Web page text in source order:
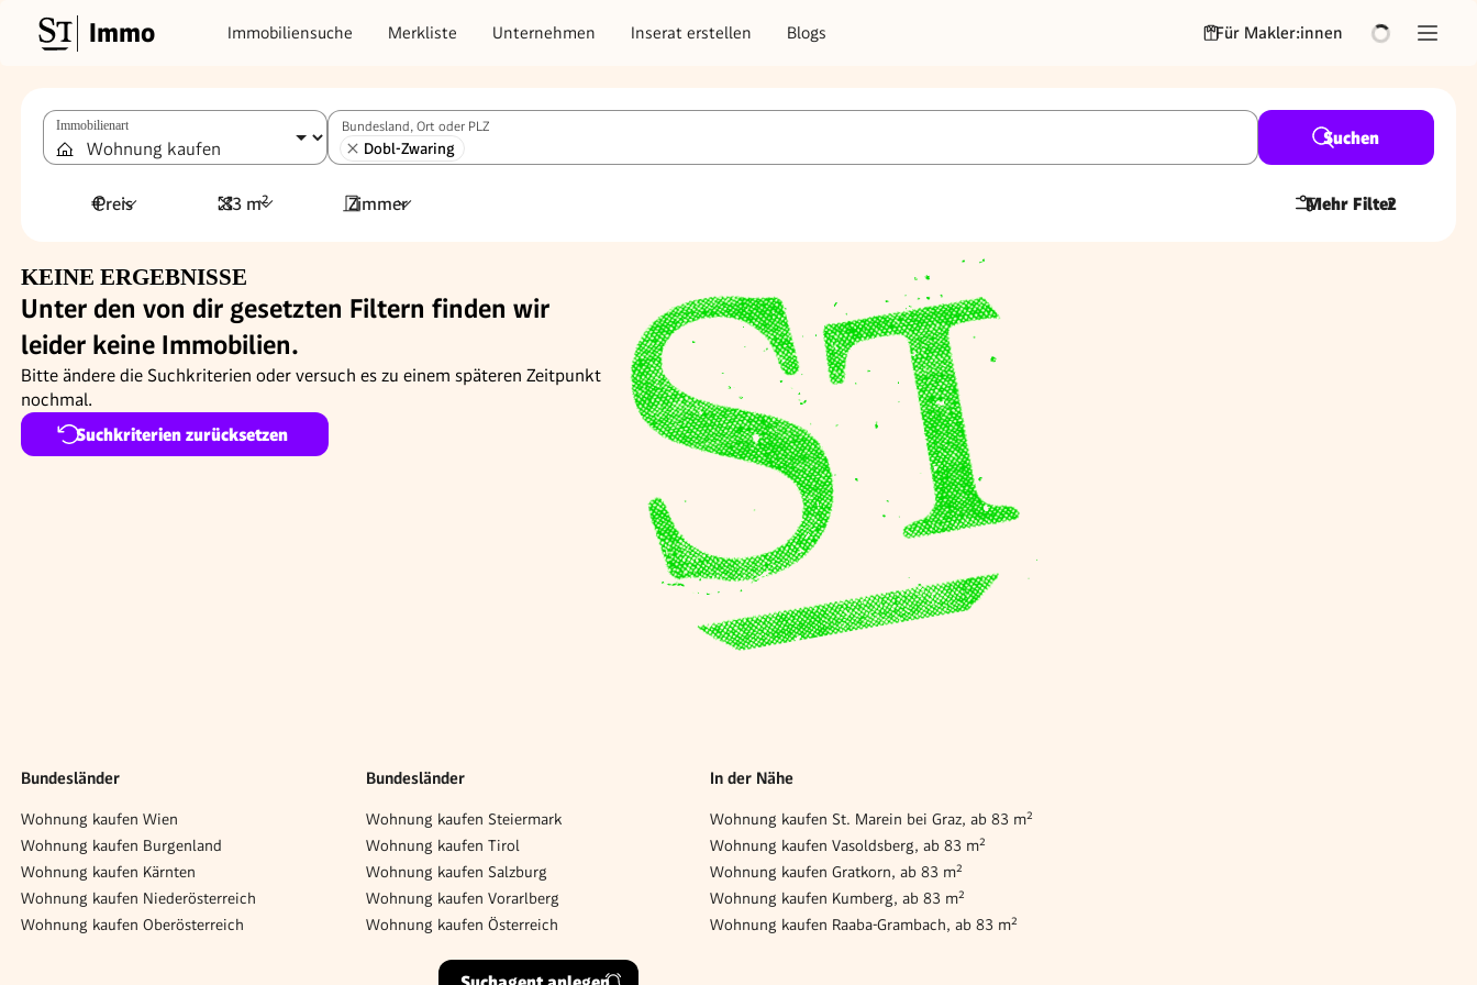
Immo Immobiliensuche Merkliste Unternehmen Inserat erstellen Blogs Für Makler:innen
Immobilienart Bundesland, Ort oder PLZ
Dobl-Zwaring
Suchen
Preis 83 m² Zimmer Mehr Filter
2
KEINE ERGEBNISSE
Unter den von dir gesetzten Filtern finden wir
leider keine Immobilien.
Bitte ändere die Suchkriterien oder versuch es zu einem späteren Zeitpunkt
nochmal.
Suchkriterien zurücksetzen
Bundesländer
Wohnung kaufen Wien
Wohnung kaufen Burgenland
Wohnung kaufen Kärnten
Wohnung kaufen Niederösterreich
Wohnung kaufen Oberösterreich
Bundesländer
Wohnung kaufen Steiermark
Wohnung kaufen Tirol
Wohnung kaufen Salzburg
Wohnung kaufen Vorarlberg
Wohnung kaufen Österreich
In der Nähe
Wohnung kaufen St. Marein bei Graz, ab 83 m²
Wohnung kaufen Vasoldsberg, ab 83 m²
Wohnung kaufen Gratkorn, ab 83 m²
Wohnung kaufen Kumberg, ab 83 m²
Wohnung kaufen Raaba-Grambach, ab 83 m²